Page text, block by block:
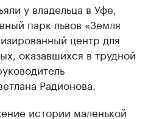
у владельца в Уфе,
парк львов «Земля
центр для
оказавшихся в трудной
Радионова.
истории маленькой